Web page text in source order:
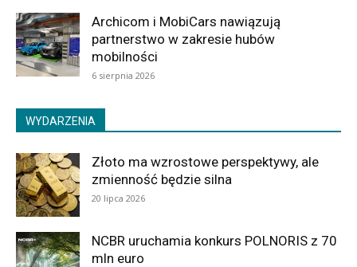
Archicom i MobiCars nawiązują
partnerstwo w zakresie hubów
mobilności
6 sierpnia 2026
WYDARZENIA
Złoto ma wzrostowe perspektywy, ale
zmienność będzie silna
20 lipca 2026
NCBR uruchamia konkurs POLNORIS z 70
mln euro